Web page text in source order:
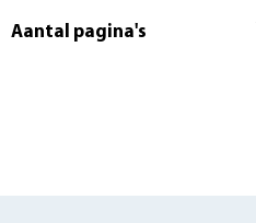
Aantal pagina's